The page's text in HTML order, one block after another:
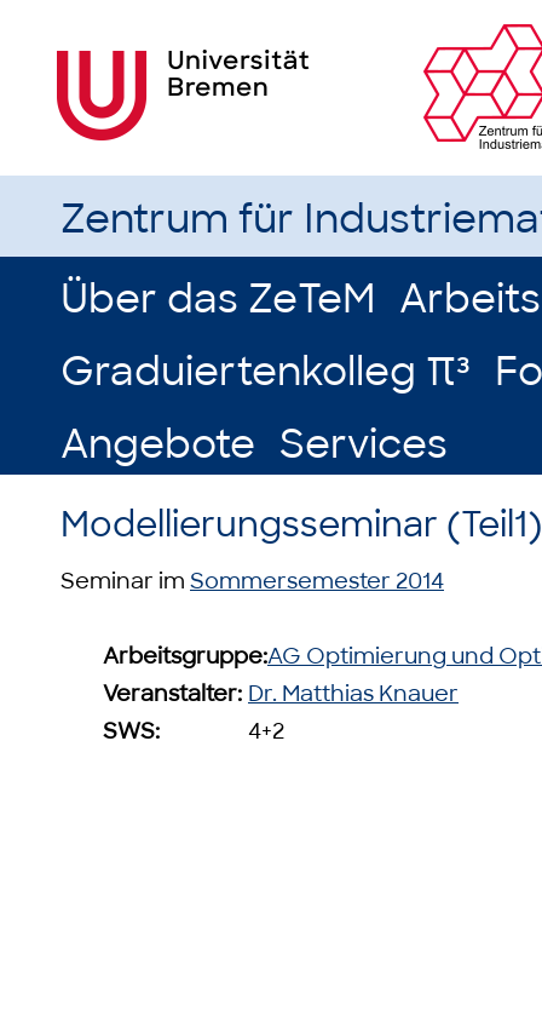
Zentrum für
Über das ZeTeM
Graduiertenkolleg π³
Angebote Services
Modellierungsseminar (Teil1)
Seminar im Sommersemester 2014
Arbeitsgruppe:AG Optimierung und
Veranstalter: Dr. Matthias Knauer
SWS:
4+2